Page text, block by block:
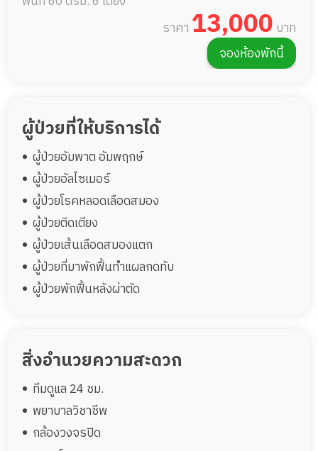
ราคา 13,000 บาท
จองห้องพักนี้
ผู้ป่วยที่ให้บริการได้
ผู้ป่วยอัมพาต อัมพฤกษ์
ผู้ป่วยอัลไซเมอร์
ผู้ป่วยโรคหลอดเลือดสมอง
ผู้ป่วยติดเตียง
ผู้ป่วยเส้นเลือดสมองแตก
ผู้ป่วยที่มาพักฟื้นทำแผลกดทับ
ผู้ป่วยพักฟื้นหลังผ่าตัด
สิ่งอำนวยความสะดวก
ทีมดูแล 24 ชม.
พยาบาลวิชาชีพ
กล้องวงจรปิด